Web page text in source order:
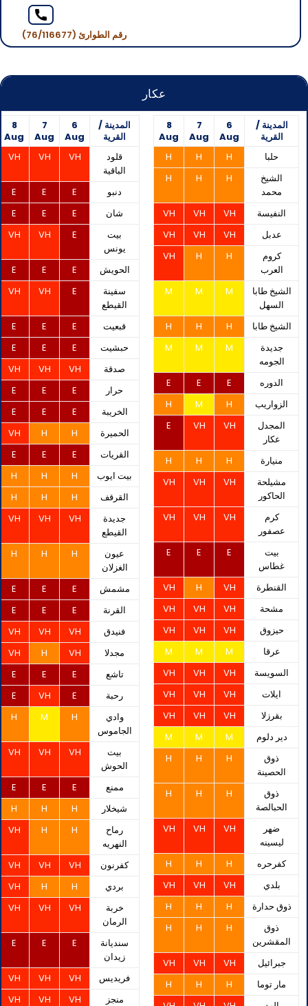
رقم الطوارئ (76/116677)
عكار
المدينة /
القرية
6
Aug
7
Aug
8
Aug
حلبا
H
H
H
الشيخ
محمد
H
H
H
النفيسة VH
VH
VH
عدبل
VH
VH
VH
كروم
العرب
H
H
VH
الشيخ طابا
السهل
M
M
M
الشيخ طابا H
H
H
جديدة
الجومه
M
M
M
الدوره E
E
E
الزواريب
H
M
H
المجدل
عكار
VH
VH
E
منيارة H
H
H
مشيلحة
الحاكور
VH
VH
VH
كرم
عصفور
VH
VH
VH
بيت
غطاس
E
E
E
القنطرة VH
H
VH
مشحة
VH
VH
VH
حيزوق
VH
VH
VH
عرقا
M
M
M
السويسة
VH
VH
VH
ايلات
VH
VH
VH
بقرزلا
VH
VH
VH
دير دلوم
M
M
M
ذوق
الحصينة
H
H
H
ذوق
الحبالصة
H
H
H
ضهر
ليسينه
VH
VH
VH
كفرحره H
H
H
بلدي
VH
VH
VH
ذوق حدارة
H
H
H
ذوق
المقشرين
H
H
H
جبرائيل VH
VH
VH
مار توما
H
H
H
المدينة /
القرية
6
Aug
7
Aug
8
Aug
قلود
الباقية
VH
VH
VH
دنبو E
E
E
شان
E
E
E
بيت
يونس
E
VH
VH
الحويش E
E
E
سفينة
القيطع
E
VH
VH
قبعيت E
E
E
حبشيت
E
E
E
صدقة
VH
VH
VH
حرار
E
E
E
الخريبة
E
E
E
الحميرة
H
H
VH
القريات
E
E
E
بيت ايوب
H
H
H
القرقف
H
H
H
جديدة
القيطع
VH
VH
VH
عيون
الغزلان
H
H
H
مشمش E
E
E
القرنة
E
E
E
فنيدق
VH
VH
VH
مجدلا
VH
H
VH
تاشع
E
E
E
رحبة
E
VH
E
وادي
الجاموس
H
M
H
بيت
الحوش
VH
VH
VH
ممنع E
E
E
شيخلار
H
H
H
رماح
النهريه
H
H
VH
كفرنون VH
VH
VH
بردي
H
H
VH
خربة
الرمان
VH
VH
VH
سنديانة
زيدان
E
E
E
فريديس VH
VH
VH
منجز
VH
VH
VH